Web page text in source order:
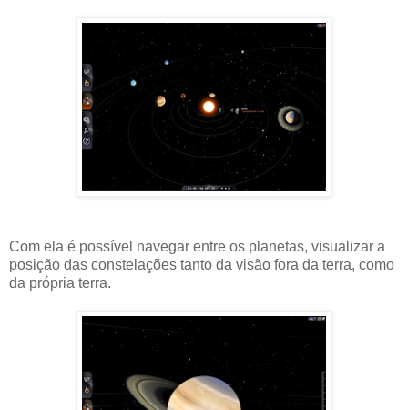
Com ela é possível navegar entre os planetas, visualizar a
posição das constelações tanto da visão fora da terra, como
da própria terra.